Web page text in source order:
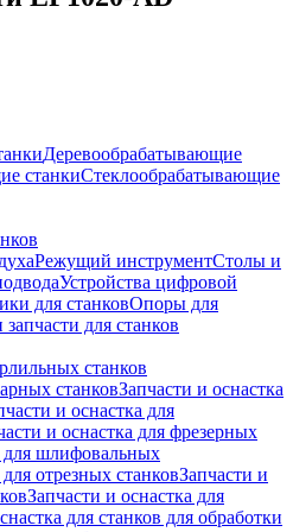
Деревообрабатывающие
станкиСтеклообрабатывающие
Режущий инструментСтолы и
Устройства цифровой
для станковОпоры для
для станков
станков
станковЗапчасти и оснастка
и оснастка для
и оснастка для фрезерных
для шлифовальных
отрезных станковЗапчасти и
Запчасти и оснастка для
для станков для обработки